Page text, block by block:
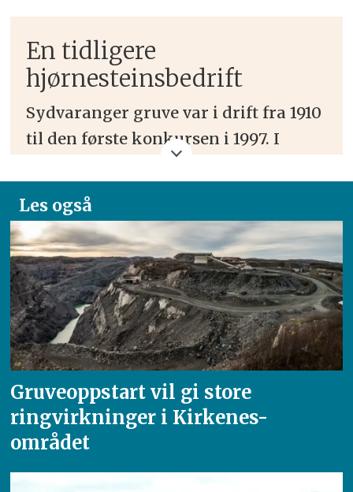
En tidligere
hjørnesteinsbedrift
Sydvaranger gruve var i drift fra 1910
til den første konkursen i 1997. I
Tettstedene Kirkenes og Bjørnevatn
ble bygget opp rundt
gruveaktiviteten.
I 2009 kom driften i gang igjen fram
til konkursen i 2015, som følge av et
I april 2016 kjøpte Tschudigruppen
100 prosent av
Sydvarangerprosjektet. Alt utstyr
Les også
Gruveoppstart vil gi store
ringvirkninger i Kirkenes-
området